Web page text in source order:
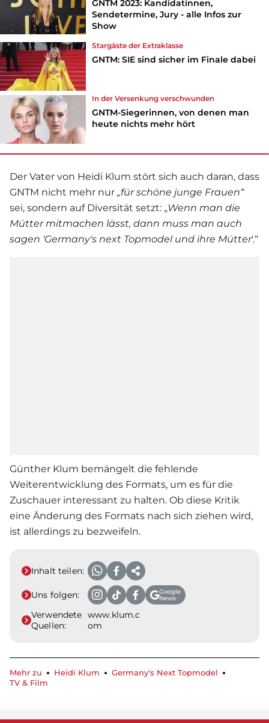
GNTM 2023: Kandidatinnen,
Sendetermine, Jury - alle Infos zur
Show
Stargäste der Extraklasse
GNTM: SIE sind sicher im Finale dabei
In der Versenkung verschwunden
GNTM-Siegerinnen, von denen man
heute nichts mehr hört
Der Vater von Heidi Klum stört sich auch daran, dass
GNTM nicht mehr nur „für schöne junge Frauen“
sei, sondern auf Diversität setzt: „Wenn man die
Mütter mitmachen lässt, dann muss man auch
sagen 'Germany's next Topmodel und ihre Mütter'.“
Günther Klum bemängelt die fehlende
Weiterentwicklung des Formats, um es für die
Zuschauer interessant zu halten. Ob diese Kritik
eine Änderung des Formats nach sich ziehen wird,
ist allerdings zu bezweifeln.
Inhalt teilen:
Uns folgen:
Google
News
Verwendete
Quellen:
www.klum.c
om
Mehr zu Heidi Klum
Germany's Next Topmodel
TV & Film